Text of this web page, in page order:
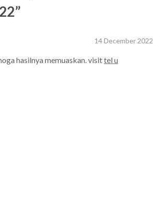
14 December 2022
hasilnya memuaskan. visittel u